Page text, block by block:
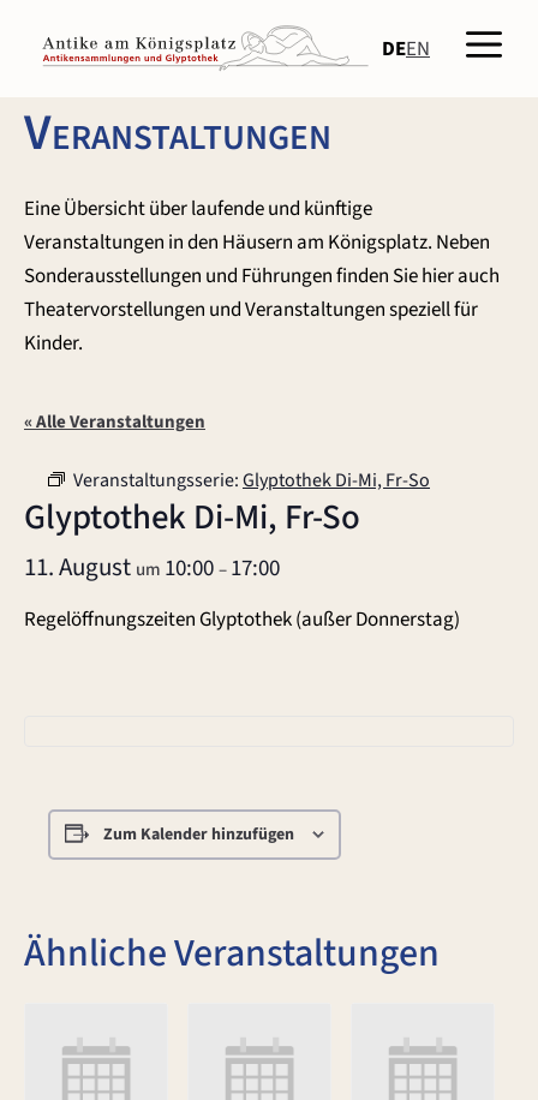
Inhalt
springen
DEEN
Veranstaltungen
Eine Übersicht über laufende und künftige
Veranstaltungen in den Häusern am Königsplatz. Neben
Sonderausstellungen und Führungen finden Sie hier auch
Theatervorstellungen und Veranstaltungen speziell für
Kinder.
« Alle Veranstaltungen
Veranstaltungsserie:Glyptothek Di-Mi, Fr-So
Glyptothek Di-Mi, Fr-So
11. August um 10:00–17:00
Regelöffnungszeiten Glyptothek (außer Donnerstag)
Zum Kalender hinzufügen
Ähnliche Veranstaltungen